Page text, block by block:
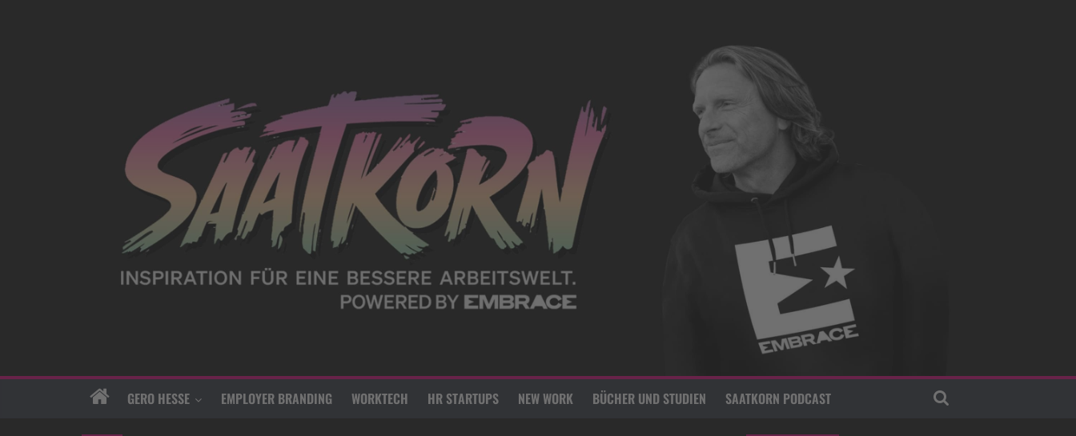
GERO HESSE EMPLOYER BRANDING WORKTECH HR STARTUPS NEW WORK BÜCHER UND STUDIEN SAATKORN PODCAST